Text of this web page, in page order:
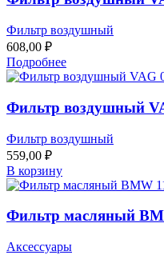
Фильтр воздушный
608,00 ₽
Подробнее
Фильтр воздушный
Фильтр воздушный
559,00 ₽
В корзину
Фильтр масляный
Аксессуары